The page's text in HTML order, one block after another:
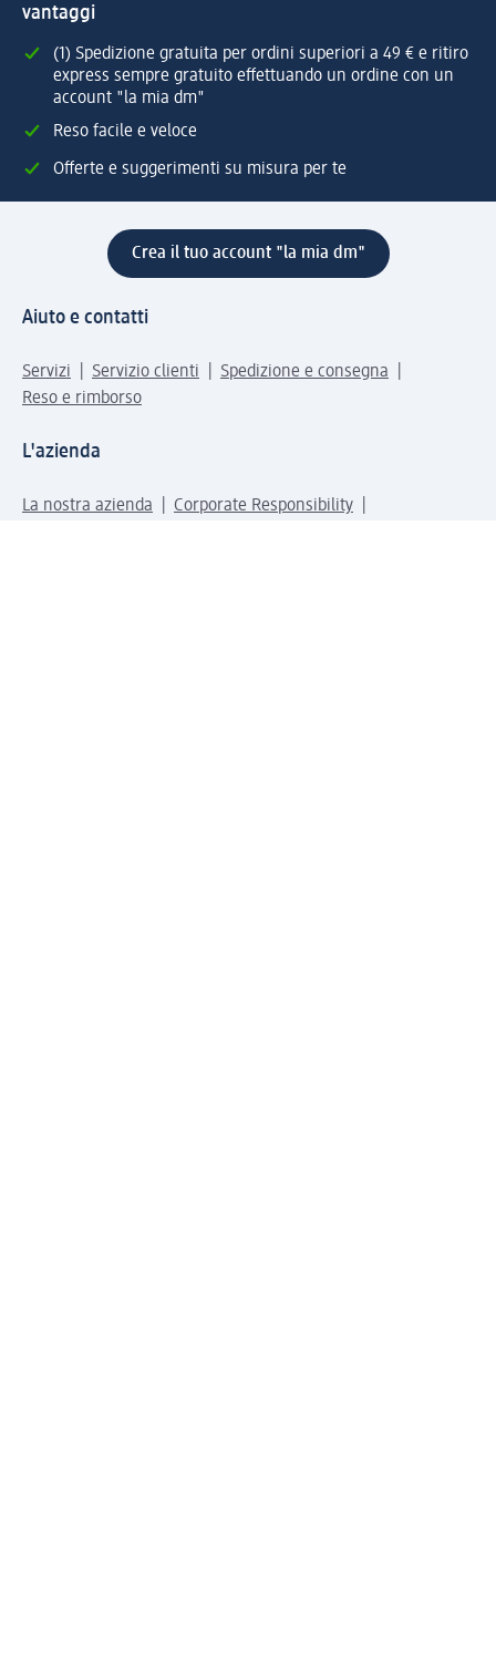
vantaggi
(1) Spedizione gratuita per ordini superiori a 49 € e ritiro
express sempre gratuito effettuando un ordine con un
account "la mia dm"
Reso facile e veloce
Offerte e suggerimenti su misura per te
Crea il tuo account "la mia dm"
Aiuto e contatti
Servizi Servizio clienti
Spedizione e consegna
Reso e rimborso
L'azienda
La nostra azienda
Corporate Responsibility